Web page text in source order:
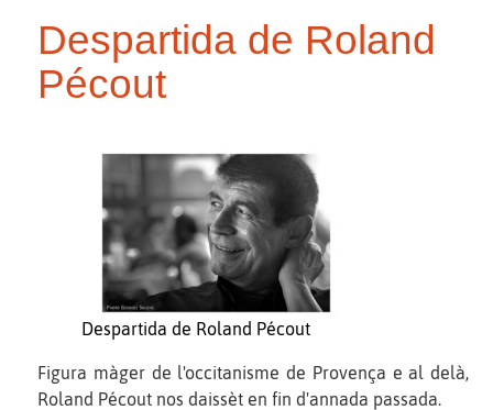
Despartida de Roland
Pécout
Despartida de Roland Pécout
Figura màger de l'occitanisme de Provença e al delà,
Roland Pécout nos daissèt en fin d'annada passada.